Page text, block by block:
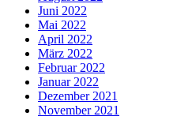
Juni 2022
Mai 2022
April 2022
März 2022
Februar 2022
Januar 2022
Dezember 2021
November 2021